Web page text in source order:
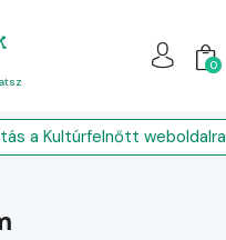
0
a Kultúrfelnőtt weboldalra